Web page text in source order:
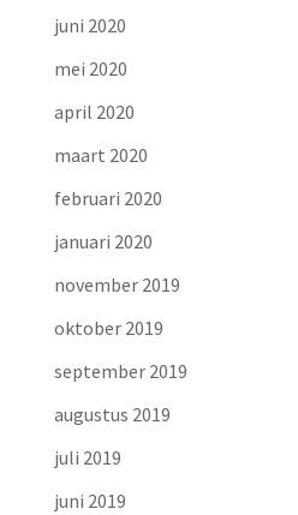
juni 2020
mei 2020
april 2020
maart 2020
februari 2020
januari 2020
november 2019
oktober 2019
september 2019
augustus 2019
juli 2019
juni 2019